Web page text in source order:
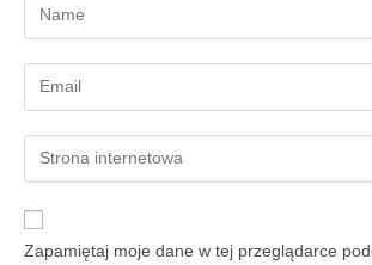
Zapamiętaj moje dane w tej przeglądarce